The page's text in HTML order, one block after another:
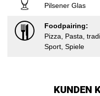
Pilsener Glas
Foodpairing:
Pizza, Pasta,
Sport, Spiele
KUNDEN